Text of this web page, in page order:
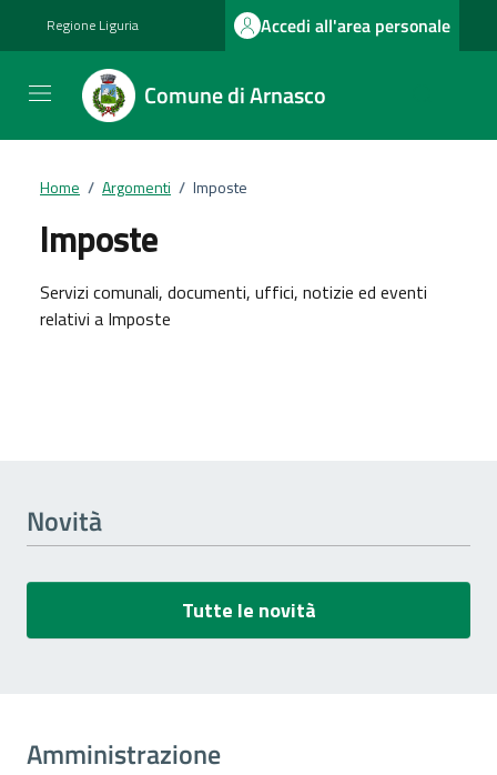
Regione Liguria Accedi all'area personale
Comune di Arnasco
Home / Argomenti / Imposte
Imposte
Dettagli dell'argomento
Servizi comunali, documenti, uffici, notizie ed eventi
relativi a Imposte
Novità
Tutte le novità
Amministrazione